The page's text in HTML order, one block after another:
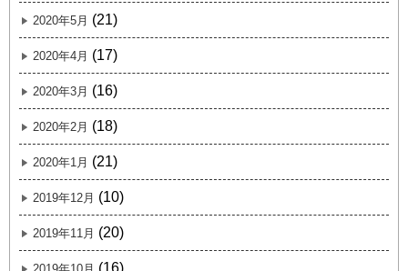
2020年5月 (21)
2020年4月 (17)
2020年3月 (16)
2020年2月 (18)
2020年1月 (21)
2019年12月 (10)
2019年11月 (20)
(16)